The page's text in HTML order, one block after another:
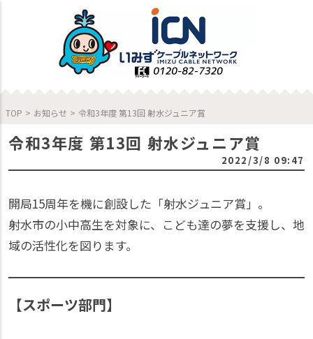
TOP > お知らせ > 令和3年度 第13回 射水ジュニア賞
令和3年度 第13回 射水ジュニア賞
2022/3/8 09:47
開局15周年を機に創設した「射水ジュニア賞」。
射水市の小中高生を対象に、こども達の夢を支援し、地
域の活性化を図ります。
【スポーツ部門】